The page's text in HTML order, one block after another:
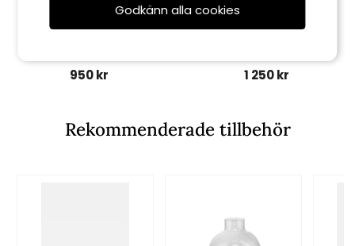
950 kr
Pomme vas & ljushållare
1 250 kr
Rekommenderade tillbehör
Godkänn alla cookies